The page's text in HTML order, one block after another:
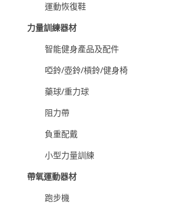
運動恢復鞋
力量訓練器材
智能健身產品及配件
啞鈴/壺鈴/槓鈴/健身椅
藥球/重力球
阻力帶
負重配戴
小型力量訓練
帶氧運動器材
跑步機